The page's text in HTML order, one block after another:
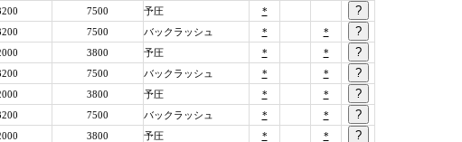
7500 予圧
*
7500 バックラッシュ *
*
3800 予圧 *
*
7500 バックラッシュ *
*
3800 予圧 *
*
7500 バックラッシュ *
*
3800 予圧 *
*